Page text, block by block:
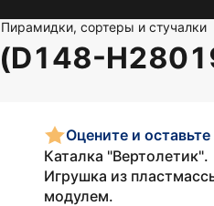
Пирамидки, сортеры и стучалки
(D148-
Оцените и
Каталка "Вертолетик".
Игрушка из
модулем.